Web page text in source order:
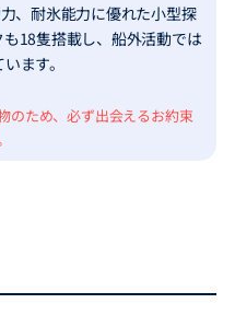
、耐氷能力に優れた小型探
18隻搭載し、船外活動では
ます。
のため、必ず出会えるお約束